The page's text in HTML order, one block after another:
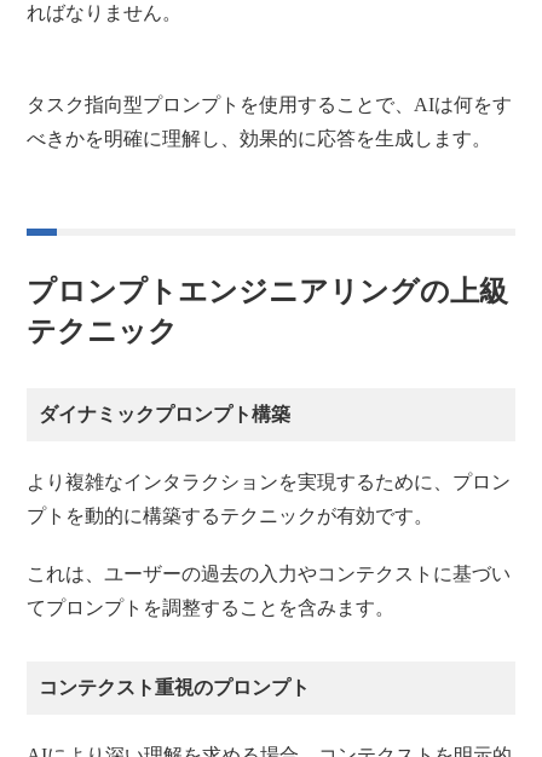
ればなりません。
タスク指向型プロンプトを使用することで、AIは何をす
べきかを明確に理解し、効果的に応答を生成します。
プロンプトエンジニアリングの上級
テクニック
ダイナミックプロンプト構築
より複雑なインタラクションを実現するために、プロン
プトを動的に構築するテクニックが有効です。
これは、ユーザーの過去の入力やコンテクストに基づい
てプロンプトを調整することを含みます。
コンテクスト重視のプロンプト